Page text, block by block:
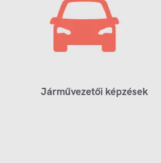
Járművezetői képzések